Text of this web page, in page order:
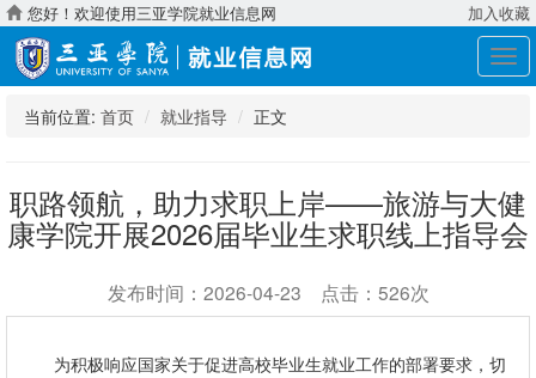
您好！欢迎使用三亚学院就业信息网 加入收藏
展
开
当前位置: 首页 就业指导 正文
职路领航，助力求职上岸——旅游与大健
康学院开展2026届毕业生求职线上指导会
发布时间：2026-04-23 点击：526次
为积极响应国家关于促进高校毕业生就业工作的部署要求，切